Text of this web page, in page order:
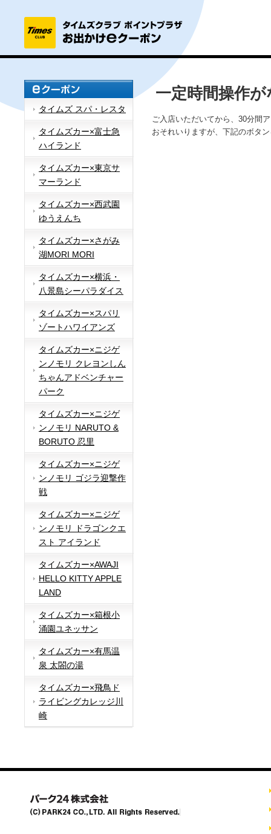
タイムズ スパ・レスタ
タイムズカー×富士急
ハイランド
タイムズカー×東京サ
マーランド
タイムズカー×西武園
ゆうえんち
タイムズカー×さがみ
湖MORI MORI
タイムズカー×横浜・
八景島シーパラダイス
タイムズカー×スパリ
ゾートハワイアンズ
タイムズカー×ニジゲ
ンノモリ クレヨンしん
ちゃんアドベンチャー
パーク
タイムズカー×ニジゲ
ンノモリ NARUTO &
BORUTO 忍里
タイムズカー×ニジゲ
ンノモリ ゴジラ迎撃作
戦
タイムズカー×ニジゲ
ンノモリ ドラゴンクエ
スト アイランド
タイムズカー×AWAJI
HELLO KITTY APPLE
LAND
タイムズカー×箱根小
涌園ユネッサン
タイムズカー×有馬温
泉 太閤の湯
タイムズカー×飛鳥ド
ライビングカレッジ川
崎
一定時間操作
ご入店いただいてから、30分間
おそれいりますが、下記のボタ